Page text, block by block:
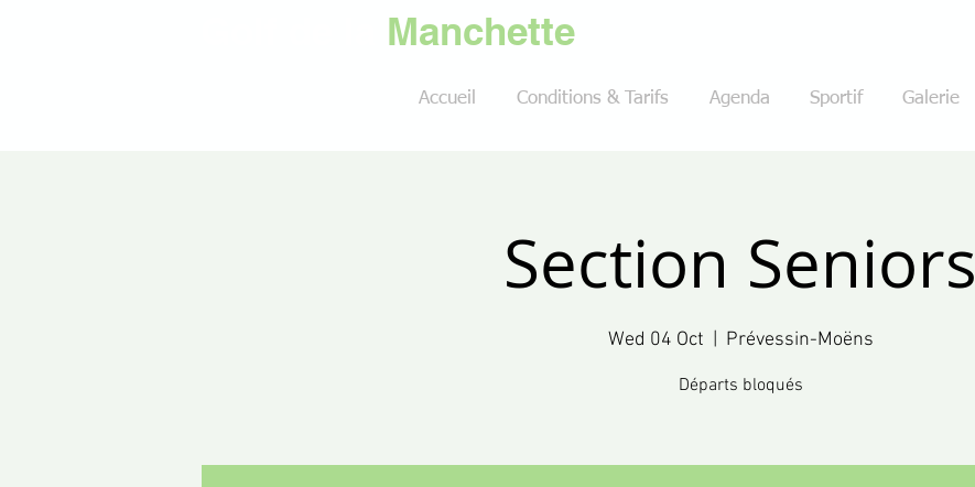
Manchette
Accueil Conditions & Tarifs Agenda Sportif Galerie
Section Seniors
Wed 04 Oct Prévessin-Moëns
Départs bloqués